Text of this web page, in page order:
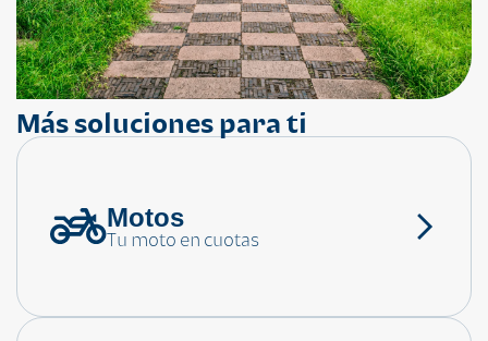
¿Necesitas ayuda?
Más soluciones para ti
Motos
Tu moto en cuotas